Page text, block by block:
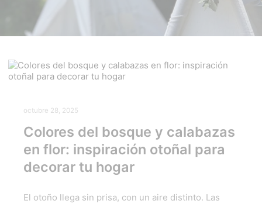
octubre 28, 2025
Colores del bosque y calabazas
en flor: inspiración otoñal para
decorar tu hogar
El otoño llega sin prisa, con un aire distinto. Las